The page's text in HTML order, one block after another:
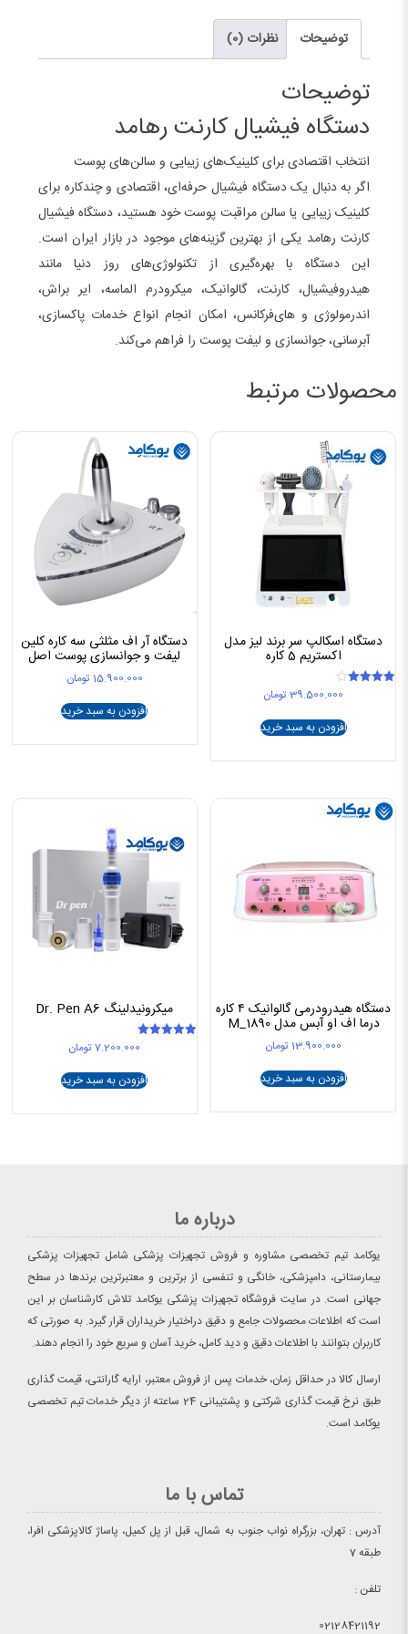
توضیحات نظرات (0)
توضیحات
دستگاه فیشیال کارنت رهامد
انتخاب اقتصادی برای کلینیک‌های زیبایی و سالن‌های پوست
اگر به دنبال یک دستگاه فیشیال حرفه‌ای، اقتصادی و چندکاره برای
کلینیک زیبایی یا سالن مراقبت پوست خود هستید، دستگاه فیشیال
کارنت رهامد یکی از بهترین گزینه‌های موجود در بازار ایران است.
این دستگاه با بهره‌گیری از تکنولوژی‌های روز دنیا مانند
هیدروفیشیال، کارنت، گالوانیک، میکرودرم الماسه، ایر براش،
اندرمولوژی و های‌فرکانس، امکان انجام انواع خدمات پاکسازی،
آبرسانی، جوانسازی و لیفت پوست را فراهم می‌کند.
محصولات مرتبط
دستگاه اسکالپ سر برند لیز مدل
اکستریم 5 کاره
39.500.000 تومان
افزودن به سبد خرید
دستگاه آر اف مثلثی سه کاره کلین
لیفت و جوانسازی پوست اصل
15.900.000 تومان
افزودن به سبد خرید
دستگاه هیدرودرمی گالوانیک ۴ کاره
درما اف او آبس مدل M_1890
13.900.000 تومان
افزودن به سبد خرید
میکرونیدلینگ Dr. Pen A6
7.200.000 تومان
افزودن به سبد خرید
درباره ما
یوکامد تیم تخصصی مشاوره و فروش تجهیزات پزشکی شامل تجهیزات پزشکی
بیمارستانی، دامپزشکی، خانگی و تنفسی از برترین و معتبرترین برندها در سطح
جهانی است. در سایت فروشگاه تجهیزات پزشکی یوکامد تلاش کارشناسان بر این
است که اطلاعات محصولات جامع و دقیق دراختیار خریداران قرار گیرد. به صورتی که
کاربران بتوانند با اطلاعات دقیق و دید کامل، خرید آسان و سریع خود را انجام دهند.
ارسال کالا در حداقل زمان، خدمات پس از فروش معتبر، ارایه گارانتی، قیمت گذاری
طبق نرخ قیمت گذاری شرکتی و پشتیبانی 24 ساعته از دیگر خدمات تیم تخصصی
یوکامد است.
تماس با ما
آدرس : تهران، بزرگراه نواب جنوب به شمال، قبل از پل کمیل، پاساژ کالاپزشکی افرا،
طبقه 7
تلفن :
02128421192